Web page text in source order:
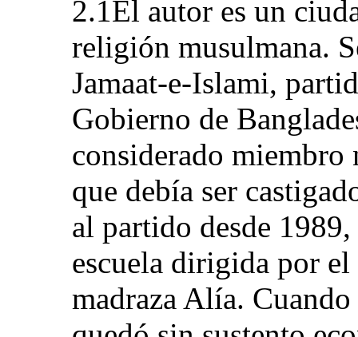
2.1El autor es un
religión musulmana.
Jamaat-e-Islami,
Gobierno de
considerado
que debía ser
al partido desde
escuela dirigida por
madraza Alía.